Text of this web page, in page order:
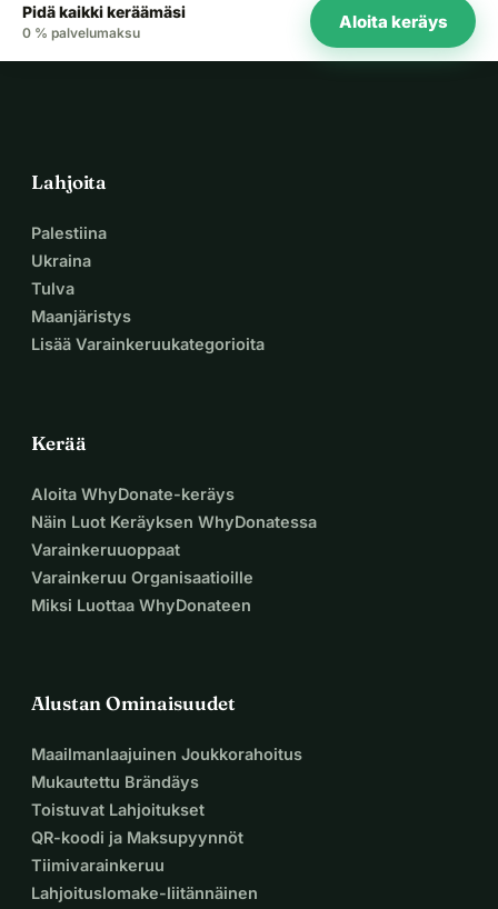
Pidä kaikki keräämäsi
0 % palvelumaksu
Aloita keräys
Lahjoita
Palestiina
Ukraina
Tulva
Maanjäristys
Lisää Varainkeruukategorioita
Kerää
Aloita WhyDonate-keräys
Näin Luot Keräyksen WhyDonatessa
Varainkeruuoppaat
Varainkeruu Organisaatioille
Miksi Luottaa WhyDonateen
Alustan Ominaisuudet
Maailmanlaajuinen Joukkorahoitus
Mukautettu Brändäys
Toistuvat Lahjoitukset
QR-koodi ja Maksupyynnöt
Tiimivarainkeruu
Lahjoituslomake-liitännäinen